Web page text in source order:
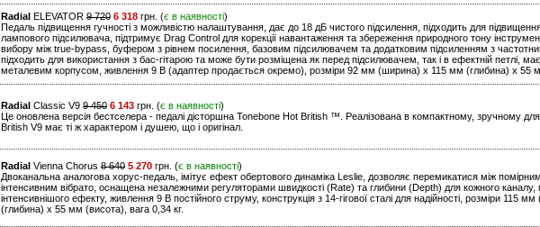
Radial ELEVATOR 9 720 6 318 грн. (є в наявності)
Педаль підвищення гучності з можливістю налаштування, дає до 18 дБ чистого підсилення, підходить для
лампового підсилювача, підтримує Drag Control для корекції навантаження та збереження природного тону
вибору між true-bypass, буфером з рівнем посилення, базовим підсилювачем та додатковим підсиленням з
підходить для використання з бас-гітарою та може бути розміщена як перед підсилювачем, так і в ефектній петлі,
металевим корпусом, живлення 9 В (адаптер продається окремо), розміри 92 мм (ширина) x 115 мм (глибина) x 55
Radial Classic V9 9 450 6 143 грн. (є в наявності)
Це оновлена версія бестселера - педалі дісторшна Tonebone Hot British ™. Реалізована в компактному, зручному
British V9 має ті ж характером і душею, що і оригінал.
Radial Vienna Chorus 8 640 5 270 грн. (є в наявності)
Двоканальна аналогова хорус-педаль, імітує ефект обертового динаміка Leslie, дозволяє перемикатися між
інтенсивним вібрато, оснащена незалежними регуляторами швидкості (Rate) та глибини (Depth) для кожного
інтенсивнішого ефекту, живлення 9 В постійного струму, конструкція з 14-гігової сталі для надійності, розміри 115
(глибина) x 55 мм (висота), вага 0,34 кг.